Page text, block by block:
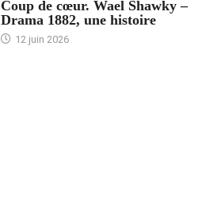
Coup de cœur. Wael Shawky –
Drama 1882, une histoire
12 juin 2026